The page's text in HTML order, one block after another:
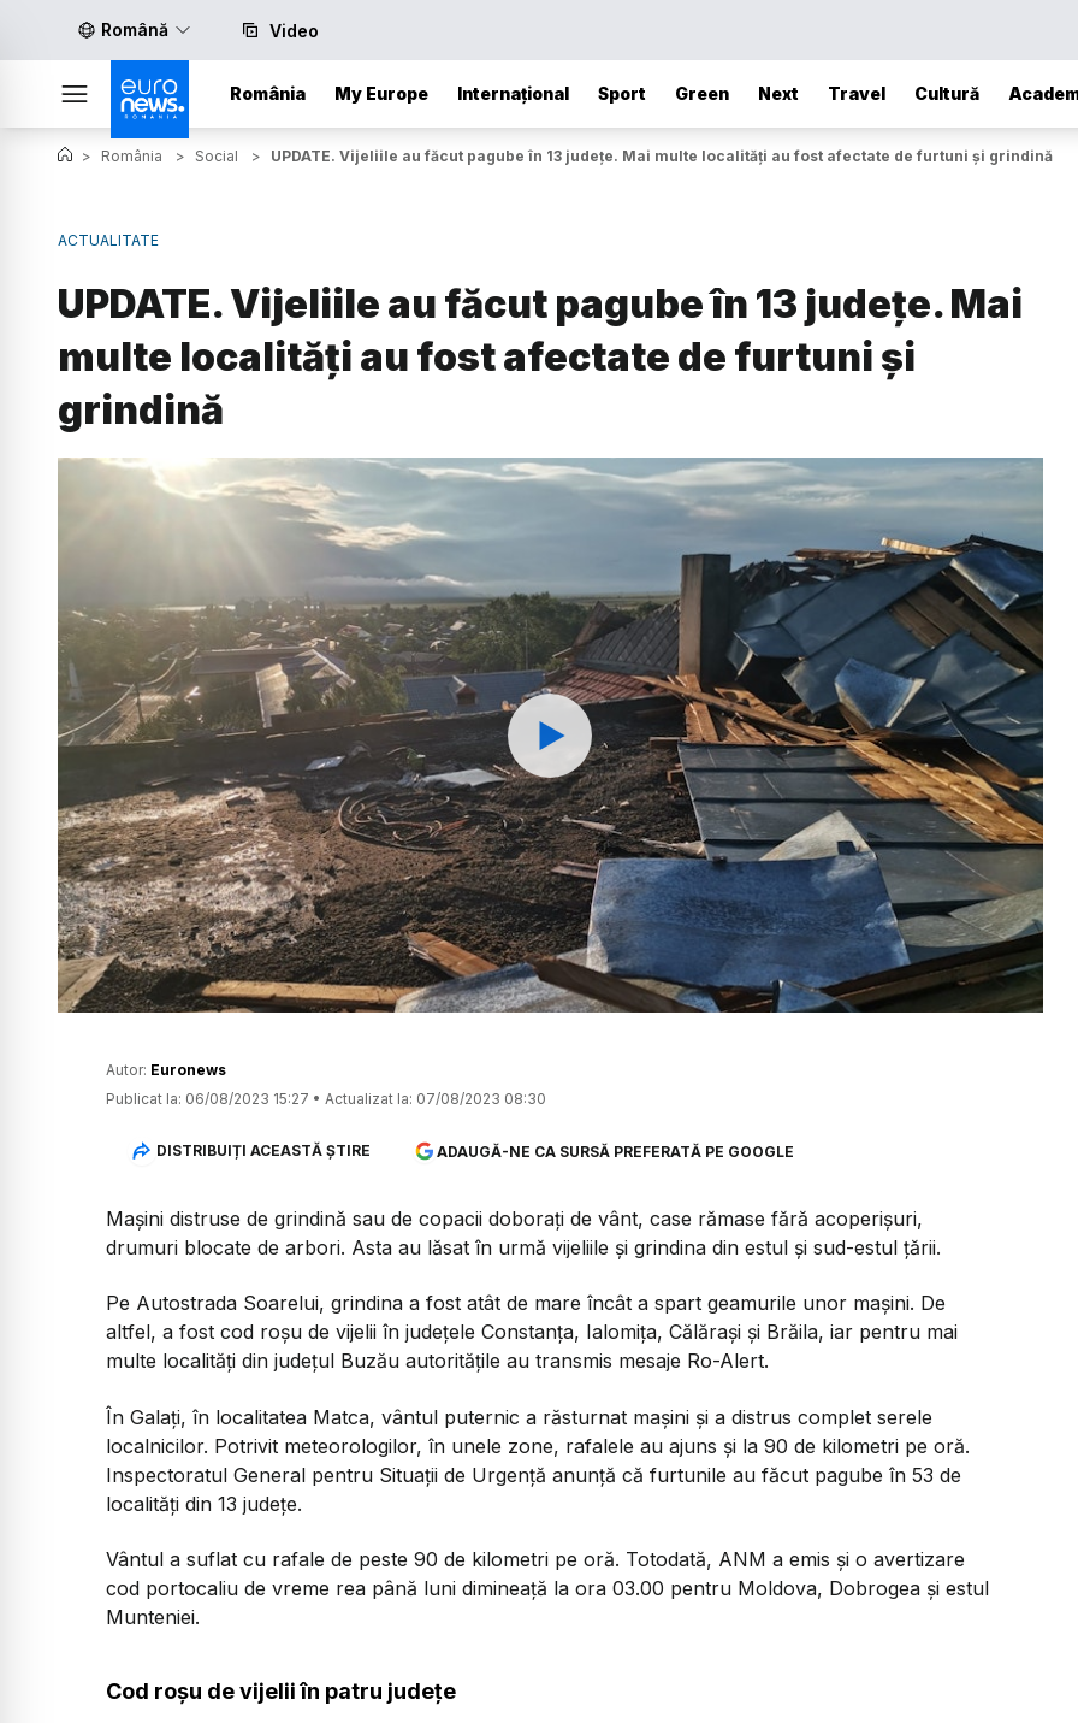
Română Video
România My Europe Internațional Sport Green Next Travel Cultură
> România > Social > UPDATE. Vijeliile au făcut pagube în 13 județe. Mai multe localități au fost afectate de furtuni și grindină
ACTUALITATE
UPDATE. Vijeliile au făcut pagube în 13 județe. Mai
multe localități au fost afectate de furtuni și
grindină
Watch
Autor: Euronews
Publicat la: 06/08/2023 15:27 • Actualizat la: 07/08/2023 08:30
DISTRIBUIȚI ACEASTĂ ȘTIRE ADAUGĂ-NE CA SURSĂ PREFERATĂ PE GOOGLE
Mașini distruse de grindină sau de copacii doborați de vânt, case rămase fără acoperișuri,
drumuri blocate de arbori. Asta au lăsat în urmă vijeliile și grindina din estul și sud-estul țării.
Pe Autostrada Soarelui, grindina a fost atât de mare încât a spart geamurile unor mașini. De
altfel, a fost cod roșu de vijelii în județele Constanța, Ialomița, Călărași și Brăila, iar pentru mai
multe localități din județul Buzău autoritățile au transmis mesaje Ro-Alert.
În Galați, în localitatea Matca, vântul puternic a răsturnat mașini și a distrus complet serele
localnicilor. Potrivit meteorologilor, în unele zone, rafalele au ajuns și la 90 de kilometri pe oră.
Inspectoratul General pentru Situații de Urgență anunță că furtunile au făcut pagube în 53 de
localități din 13 județe.
Vântul a suflat cu rafale de peste 90 de kilometri pe oră. Totodată, ANM a emis și o avertizare
cod portocaliu de vreme rea până luni dimineață la ora 03.00 pentru Moldova, Dobrogea și estul
Munteniei.
Cod roșu de vijelii în patru județe